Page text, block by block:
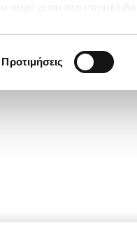
παρέχεται στο
Προτιμήσεις